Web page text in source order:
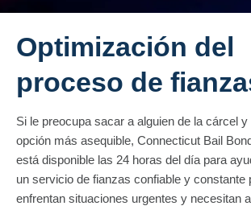
Optimización del
proceso de
Si le preocupa sacar a alguien de la cárcel
opción más asequible, Connecticut Bail
está disponible las 24 horas del día para
un servicio de fianzas confiable y constante
enfrentan situaciones urgentes y necesitan